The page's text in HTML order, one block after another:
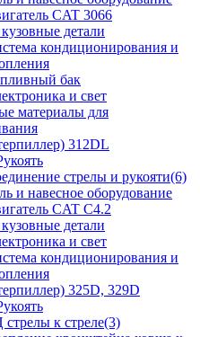
CAT 3066
детали
кондиционирования и
бак
и свет
материалы для
312DL
стрелы и рукояти(6)
и навесное оборудование
CAT С4.2
детали
и свет
кондиционирования и
325D, 329D
стрелы к стреле(3)